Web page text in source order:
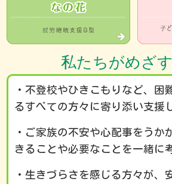
私たちがめざ
・不登校やひきこもりなど、困
るすべての方々に寄り添い支援
・ご家族の不安や心配事をうか
きることや必要なことを一緒に
・生きづらさを感じる方々が、